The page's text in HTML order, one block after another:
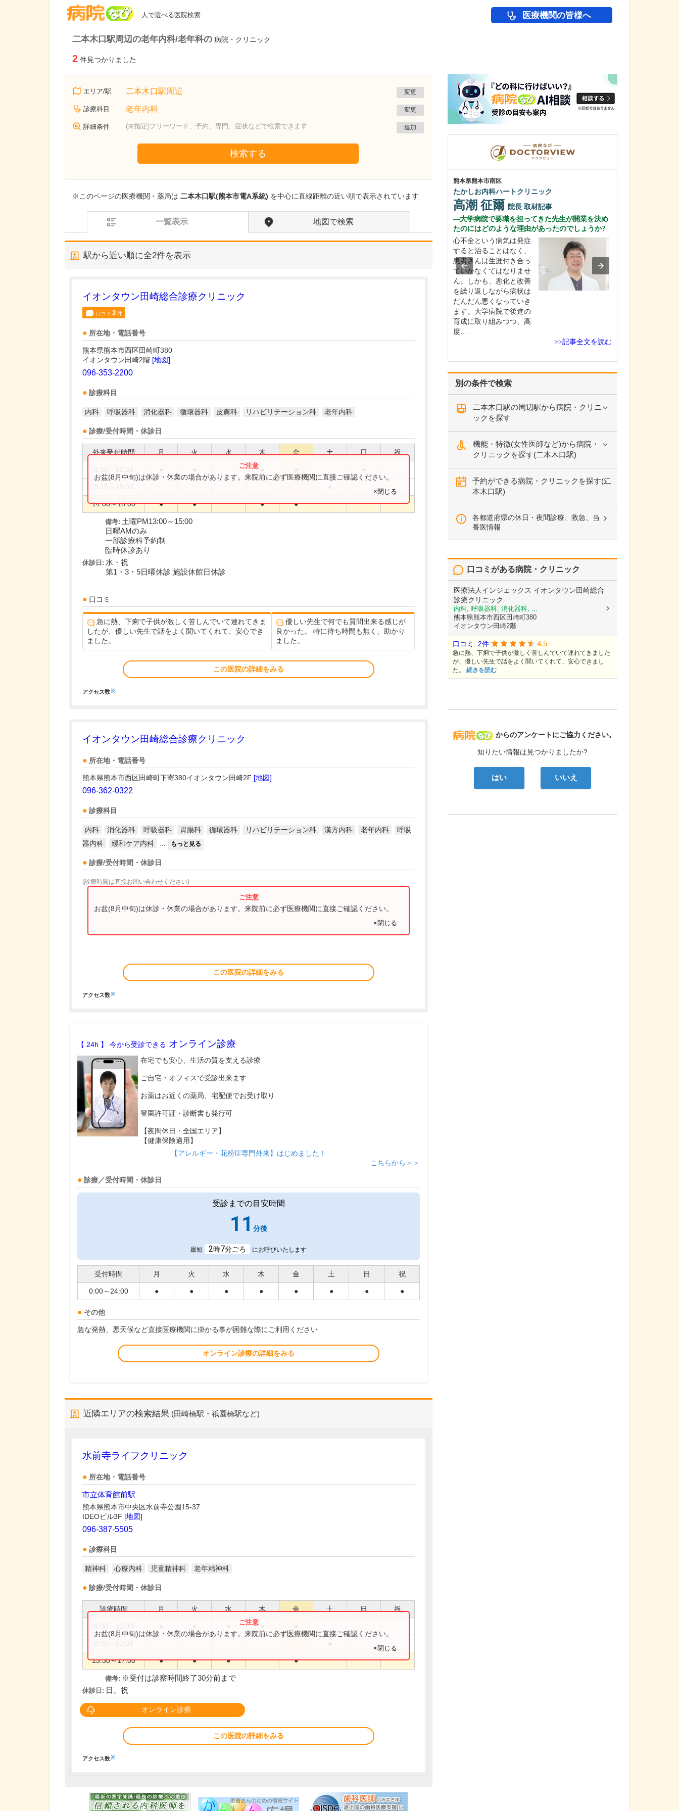
人で選べる医院検索 医療機関の皆様へ
二本木口駅周辺の老年内科/老年科の 病院・クリニック
2 件見つかりました
エリア/駅 二本木口駅周辺 変更
診療科目 老年内科 変更
詳細条件 (未指定)フリーワード、予約、専門、症状などで検索できます 追加
検索する
※このページの医療機関・薬局は 二本木口駅(熊本市電A系統) を中心に直線距離の近い順で表示されています
一覧表示 地図で検索
駅から近い順に全2件を表示
イオンタウン田崎総合診療クリニック
口コミ 2件
所在地・電話番号
熊本県熊本市西区田崎町380
イオンタウン田崎2階 [地図]
096-353-2200
診療科目
内科 呼吸器科 消化器科 循環器科 皮膚科 リハビリテーション科 老年内科
診療/受付時間・休診日
外来受付時間 月 火 水 木 金 土 日 祝
14:00～18:00 ● ● ● ●
お盆(8月中旬)は休診・休業の場合があります。来院前に必ず医療機関に直接ご確認ください。
×閉じる
備考: 土曜PM13:00～15:00
日曜AMのみ
一部診療科予約制
臨時休診あり
休診日: 水・祝
第1・3・5日曜休診 施設休館日休診
口コミ
急に熱、下痢で子供が激しく苦しんでいて連れてきま
したが、優しい先生で話をよく聞いてくれて、安心でき
ました。
優しい先生で何でも質問出来る感じが
良かった。 特に待ち時間も無く、助かり
ました。
この医院の詳細をみる
アクセス数※
イオンタウン田崎総合診療クリニック
所在地・電話番号
熊本県熊本市西区田崎町下寄380イオンタウン田崎2F [地図]
096-362-0322
診療科目
内科 消化器科 呼吸器科 胃腸科 循環器科 リハビリテーション科 漢方内科 老年内科
呼吸
器内科
緩和ケア内科 もっと見る
診療/受付時間・休診日
(診療時間は直接お問い合わせください)
お盆(8月中旬)は休診・休業の場合があります。来院前に必ず医療機関に直接ご確認ください。
×閉じる
この医院の詳細をみる
アクセス数※
【 24h 】 今から受診できる オンライン診療
在宅でも安心、生活の質を支える診療
ご自宅・オフィスで受診出来ます
お薬はお近くの薬局、宅配便でお受け取り
登園許可証・診断書も発行可
【夜間休日・全国エリア】
【健康保険適用】
【アレルギー・花粉症専門外来】はじめました！
こちらから＞＞
診療／受付時間・休診日
受診までの目安時間
11 分後
最短 2時7分ごろ にお呼びいたします
受付時間 月 火 水 木 金 土 日 祝
0:00～24:00 ● ● ● ● ● ● ● ●
その他
急な発熱、悪天候など直接医療機関に掛かる事が困難な際にご利用ください
オンライン診療の詳細をみる
近隣エリアの検索結果 (田崎橋駅・祇園橋駅など)
水前寺ライフクリニック
所在地・電話番号
市立体育館前駅
熊本県熊本市中央区水前寺公園15-37
IDEOビル3F [地図]
096-387-5505
診療科目
精神科 心療内科 児童精神科 老年精神科
診療/受付時間・休診日
診療時間 月 火 水 木 金 土 日 祝
13:30～17:00 ● ● ● ●
お盆(8月中旬)は休診・休業の場合があります。来院前に必ず医療機関に直接ご確認ください。
×閉じる
備考: ※受付は診察時間終了30分前まで
休診日: 日、祝
オンライン診療
この医院の詳細をみる
アクセス数※
別の条件で検索
二本木口駅の周辺駅から病院・クリニ
ックを探す
機能・特徴(女性医師など)から病院・
クリニックを探す(二本木口駅)
予約ができる病院・クリニックを探す(二
本木口駅)
各都道府県の休日・夜間診療、救急、当
番医情報
病院なび
からのアンケートにご協力ください。
知りたい情報は見つかりましたか?
はい いいえ
口コミがある病院・クリニック
医療法人インジェックス イオンタウン田崎総合
診療クリニック
内科, 呼吸器科, 消化器科, ...
熊本県熊本市西区田崎町380
イオンタウン田崎2階
口コミ: 2件 4.5
急に熱、下痢で子供が激しく苦しんでいて連れてきました
が、優しい先生で話をよく聞いてくれて、安心できまし
た。 続きを読む
熊本県熊本市南区
たかしお内科ハートクリニック
高潮 征爾 院長 取材記事
大学病院で要職を担ってきた先生が開業を決め
たのにはどのような理由があったのでしょうか?
心不全という病気は発症
すると治ることはなく、
患者さんは生涯付き合っ
ていかなくてはなりませ
ん。しかも、悪化と改善
を繰り返しながら病状は
だんだん悪くなっていき
ます。大学病院で後進の
育成に取り組みつつ、高
度…
>>記事全文を読む
三重県伊勢市
畑肛門医院
貴院はとても趣のある建物ですね。
ありがとうございます。
外来診療の建物は、初代